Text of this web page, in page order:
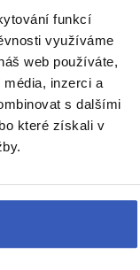
funkcí
využíváme
web používáte,
inzerci a
s dalšími
které získali v